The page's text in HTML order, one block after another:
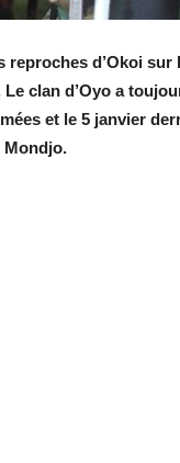
reproches d’Okoi
clan d’Oyo a
et le 5 janvier
Mondjo.